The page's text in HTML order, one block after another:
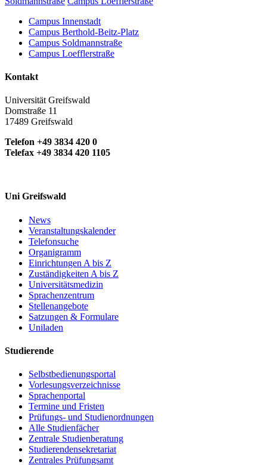
Campus Innenstadt
Campus Berthold-Beitz-Platz
Campus Soldmannstraße
Campus Loefflerstraße
Kontakt
Universität Greifswald
Domstraße 11
17489 Greifswald
Telefon +49 3834 420 0
Telefax +49 3834 420 1105
Uni Greifswald
News
Veranstaltungskalender
Telefonsuche
Organigramm
Einrichtungen A bis Z
Zuständigkeiten A bis Z
Universitätsmedizin
Sprachenzentrum
Stellenangebote
Satzungen & Formulare
Uniladen
Studierende
Selbstbedienungsportal
Vorlesungsverzeichnisse
Sprachenportal
Termine und Fristen
Prüfungs- und Studienordnungen
Alle Studienfächer
Zentrale Studienberatung
Studierendensekretariat
Zentrales Prüfungsamt